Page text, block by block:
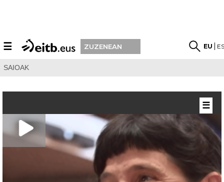
☰ ZUZENEAN EU
SAIOAK
☰